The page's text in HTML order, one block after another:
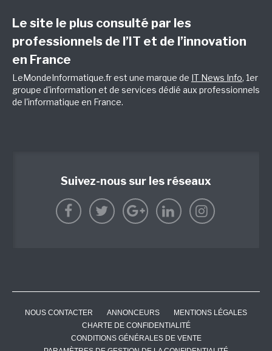
Le site le plus consulté par les
professionnels de l’IT et de l’innovation
en France
LeMondeInformatique.fr est une marque de IT News Info, 1er
groupe d'information et de services dédié aux professionnels
de l'informatique en France.
Suivez-nous sur les réseaux
NOUS CONTACTER ANNONCEURS
MENTIONS LÉGALES
CHARTE DE CONFIDENTIALITÉ
CONDITIONS GÉNÉRALES DE VENTE